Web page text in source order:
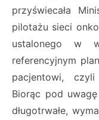
przyświecała
pilotażu sieci
ustalonego w
referencyjnym
pacjentowi,
Biorąc pod
długotrwałe,